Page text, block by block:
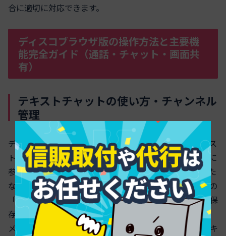
合に適切に対応できます。
ディスコブラウザ版の操作方法と主要機
能完全ガイド（通話・チャット・画面共
有）
テキストチャットの使い方・チャンネル
管理
ディスコブラウザ版はインストール不要で、主要なテキス
トチャット機能を快適に利用できます。複数のサーバーに
参加や作成ができ、チャンネルも管理しやすいです。新た
なテキストチャンネルの作成方法として、サーバー画面の
「チャンネル追加」を選び、分かりやすい名前を入力し保
存します。
メッセージ送信は入力欄にテキストを打ち込みエンターキ